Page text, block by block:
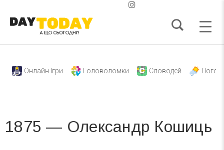
Онлайн Ігри Головоломки Словодей
1875 — Олександр Кошиць